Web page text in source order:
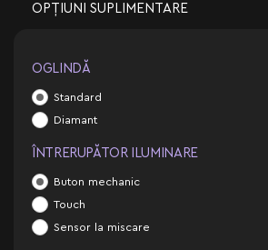
OPȚIUNI SUPLIMENTARE
OGLINDĂ
Standard
Diamant
ÎNTRERUPĂTOR ILUMINARE
Buton mechanic
Touch
Sensor la miscare